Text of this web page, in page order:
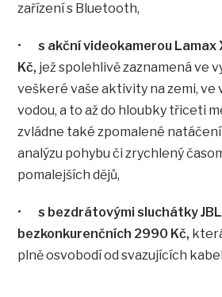
zařízení s Bluetooth,
•s akční videokamerou Lamax
Kč, jež spolehlivě zaznamená ve
veškeré vaše aktivity na zemi, ve
vodou, a to až do hloubky třiceti
zvládne také zpomalené
analýzu pohybu či zrychlený
pomalejších dějů,
•s bezdrátovými sluchátky
bezkonkurenčních 2990 Kč,
plně osvobodí od svazujících